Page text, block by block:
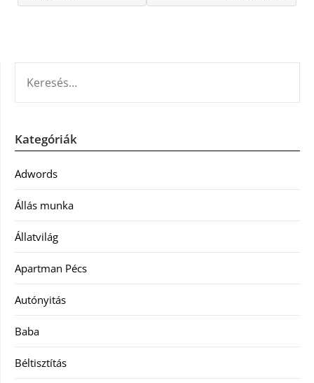
Kategóriák
Adwords
Állás munka
Állatvilág
Apartman Pécs
Autónyitás
Baba
Béltisztítás